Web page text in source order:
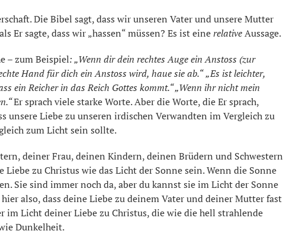
Die Bibel sagt, dass wir unseren Vater und unsere Mutter
Er sagte, dass wir „hassen“ müssen? Es ist einerelativeAussage.
– zum Beispiel: „Wenn dir dein rechtes Auge ein Anstoss (zur
Hand für dich ein Anstoss wird, haue sie ab.“„Es ist leichter,
ein Reicher in das Reich Gottes kommt.“ „Wenn ihr nicht mein
Er sprach viele starke Worte. Aber die Worte, die Er sprach,
unsere Liebe zu unseren irdischen Verwandten im Vergleich zu
zum Licht sein sollte.
deiner Frau, deinen Kindern, deinen Brüdern und Schwestern
zu Christus wie das Licht der Sonne sein. Wenn die Sonne
Sie sind immer noch da, aber du kannst sie im Licht der Sonne
also, dass deine Liebe zu deinem Vater und deiner Mutter fast
im Licht deiner Liebe zu Christus, die wie die hell strahlende
Dunkelheit.